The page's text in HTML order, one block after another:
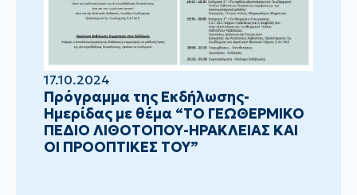
17.10.2024
Πρόγραμμα της Εκδήλωσης-
Ημερίδας με θέμα “ΤΟ ΓΕΩΘΕΡΜΙΚΟ
ΠΕΔΙΟ ΛΙΘΟΤΟΠΟΥ-ΗΡΑΚΛΕΙΑΣ ΚΑΙ
ΟΙ ΠΡΟΟΠΤΙΚΕΣ ΤΟΥ”